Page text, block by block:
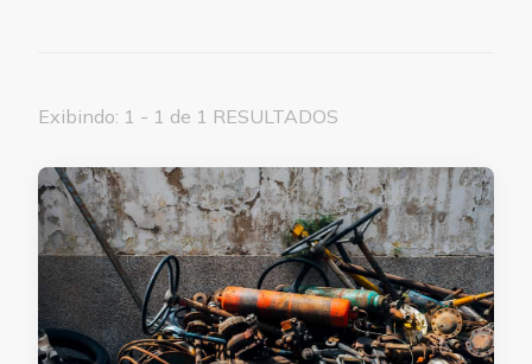
Exibindo: 1 - 1 de 1 RESULTADOS